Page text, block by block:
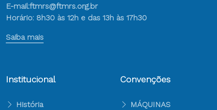
E-mail:ftmrs@ftmrs.org.br
Horário: 8h30 às 12h e das 13h às 17h30
Saiba mais
Institucional
História
Convenções
MÁQUINAS